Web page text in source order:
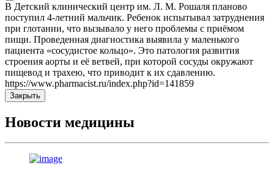
В Детский клинический центр им. Л. М. Рошаля планово
поступил 4-летний мальчик. Ребенок испытывал затруднения
при глотании, что вызывало у него проблемы с приёмом
пищи. Проведенная диагностика выявила у маленького
пациента «сосудистое кольцо». Это патология развития
строения аорты и её ветвей, при которой сосуды окружают
пищевод и трахею, что приводит к их сдавлению.
https://www.pharmacist.ru/index.php?id=141859
Закрыть
Новости медицины